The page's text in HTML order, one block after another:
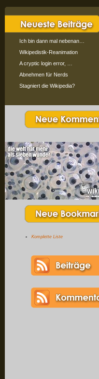
Ich bin dann mal nebenan…
Wikipedistik-Reanimation
A cryptic login error, …
Abnehmen für Nerds
Stagniert die Wikipedia?
Komplette Liste